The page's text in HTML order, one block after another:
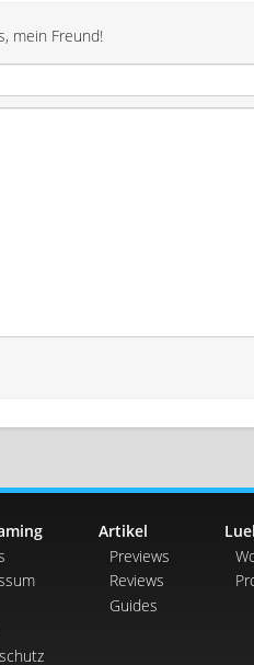
mein Freund!
Artikel
Previews
Reviews
Guides